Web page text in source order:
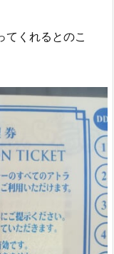
てくれるとのこ